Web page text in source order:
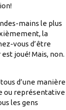
mains le plus
la
vous d’être
joué! Mais, non.
d’une manière
ou représentative
les gens